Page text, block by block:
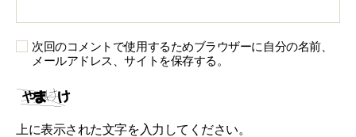
次回のコメントで使用するためブラウザーに自分の名前、
メールアドレス、サイトを保存する。
上に表示された文字を入力してください。